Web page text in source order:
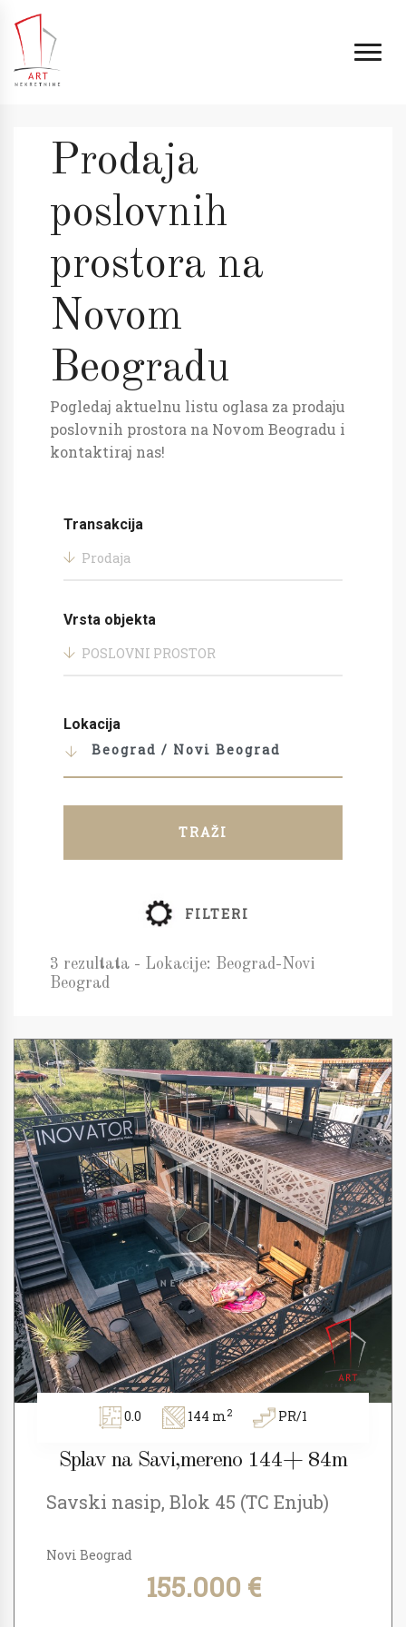
Prodaja
poslovnih
prostora na
Novom
Beogradu
Pogledaj aktuelnu listu oglasa za prodaju
poslovnih prostora na Novom Beogradu i
kontaktiraj nas!
Transakcija
Prodaja
Vrsta objekta
POSLOVNI PROSTOR
Lokacija
Beograd / Novi Beograd
TRAŽI
FILTERI
3 rezultata - Lokacije: Beograd-Novi
Beograd
0.0 144 m2 PR/1
Splav na Savi,mereno 144+ 84m
Savski nasip, Blok 45 (TC Enjub)
Novi Beograd
155.000 €